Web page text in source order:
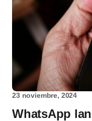
23 noviembre, 2024
WhatsApp